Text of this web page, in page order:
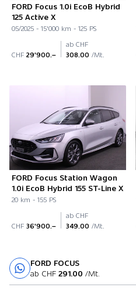
FORD Focus 1.0i EcoB Hybrid
125 Active X
05/2025 - 15'000 km - 125 PS
CHF 29'900.–
ab CHF
308.00 /Mt.
FORD Focus Station Wagon
1.0i EcoB Hybrid 155 ST-Line X
20 km - 155 PS
CHF 36'900.–
ab CHF
349.00 /Mt.
FORD FOCUS
ab CHF 291.00 /Mt.